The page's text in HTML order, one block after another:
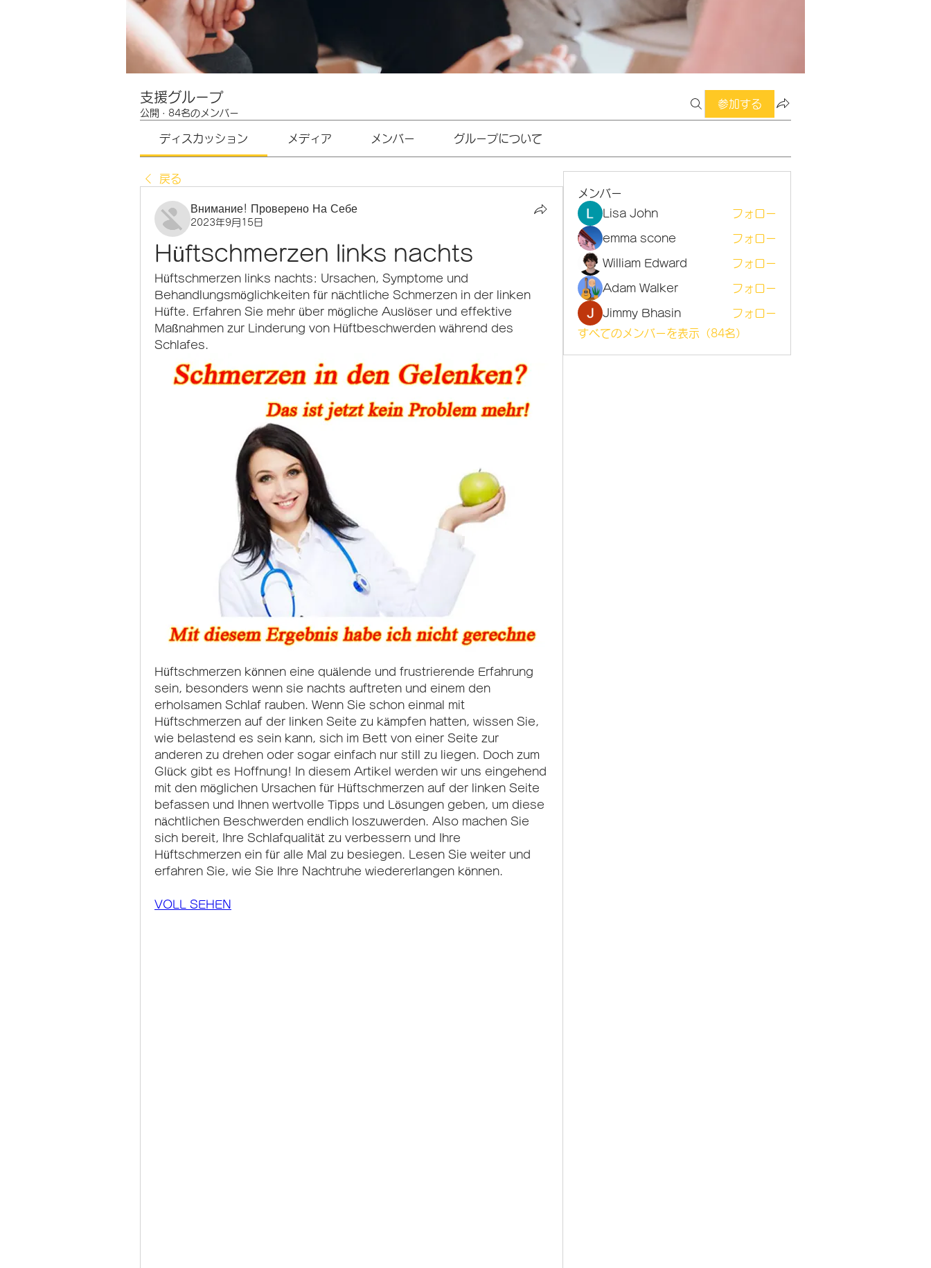
支援グループ
公開 · 84名のメンバー
参加する
ディスカッション メディア メンバー グループについて
戻る
Внимание! Проверено На Себе
2023年9月15日
Hüftschmerzen links nachts
Hüftschmerzen links nachts: Ursachen, Symptome und
Behandlungsmöglichkeiten für nächtliche Schmerzen in der linken
Hüfte. Erfahren Sie mehr über mögliche Auslöser und effektive
Maßnahmen zur Linderung von Hüftbeschwerden während des
Schlafes.
Hüftschmerzen können eine quälende und frustrierende Erfahrung
sein, besonders wenn sie nachts auftreten und einem den
erholsamen Schlaf rauben. Wenn Sie schon einmal mit
Hüftschmerzen auf der linken Seite zu kämpfen hatten, wissen Sie,
wie belastend es sein kann, sich im Bett von einer Seite zur
anderen zu drehen oder sogar einfach nur still zu liegen. Doch zum
Glück gibt es Hoffnung! In diesem Artikel werden wir uns eingehend
mit den möglichen Ursachen für Hüftschmerzen auf der linken Seite
befassen und Ihnen wertvolle Tipps und Lösungen geben, um diese
nächtlichen Beschwerden endlich loszuwerden. Also machen Sie
sich bereit, Ihre Schlafqualität zu verbessern und Ihre
Hüftschmerzen ein für alle Mal zu besiegen. Lesen Sie weiter und
erfahren Sie, wie Sie Ihre Nachtruhe wiedererlangen können.
VOLL SEHEN
メンバー
Lisa John
フォロー
emma scone フォロー
William Edward フォロー
Adam Walker フォロー
Jimmy Bhasin
フォロー
すべてのメンバーを表示（84名）